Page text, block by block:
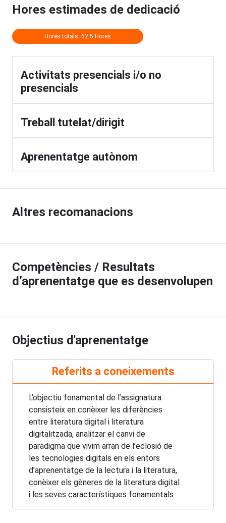
Hores estimades de dedicació
Hores totals: 62.5 Hores
Activitats presencials i/o no
presencials
Treball tutelat/dirigit
Aprenentatge autònom
Altres recomanacions
Competències / Resultats
d’aprenentatge que es desenvolupen
Objectius d'aprenentatge
Referits a coneixements
L’objectiu fonamental de l’assignatura
consisteix en conèixer les diferències
entre literatura digital i literatura
digitalitzada, analitzar el canvi de
paradigma que vivim arran de l’eclosió de
les tecnologies digitals en els entors
d’aprenentatge de la lectura i la literatura,
conèixer els gèneres de la literatura digital
i les seves característiques fonamentals.